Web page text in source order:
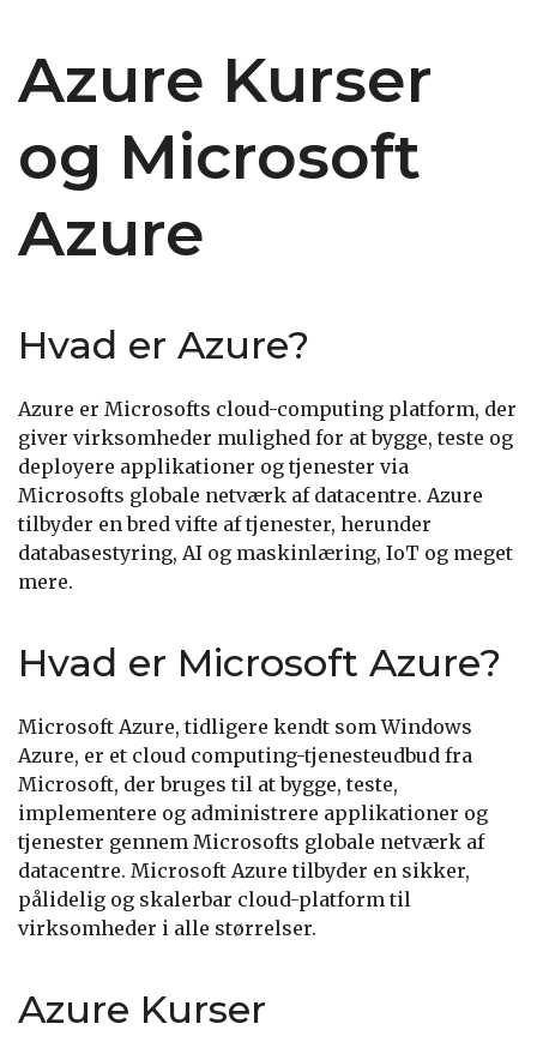
Azure Kurser
og Microsoft
Azure
Hvad er Azure?
Azure er Microsofts cloud-computing platform, der
giver virksomheder mulighed for at bygge, teste og
deployere applikationer og tjenester via
Microsofts globale netværk af datacentre. Azure
tilbyder en bred vifte af tjenester, herunder
databasestyring, AI og maskinlæring, IoT og meget
mere.
Hvad er Microsoft Azure?
Microsoft Azure, tidligere kendt som Windows
Azure, er et cloud computing-tjenesteudbud fra
Microsoft, der bruges til at bygge, teste,
implementere og administrere applikationer og
tjenester gennem Microsofts globale netværk af
datacentre. Microsoft Azure tilbyder en sikker,
pålidelig og skalerbar cloud-platform til
virksomheder i alle størrelser.
Azure Kurser